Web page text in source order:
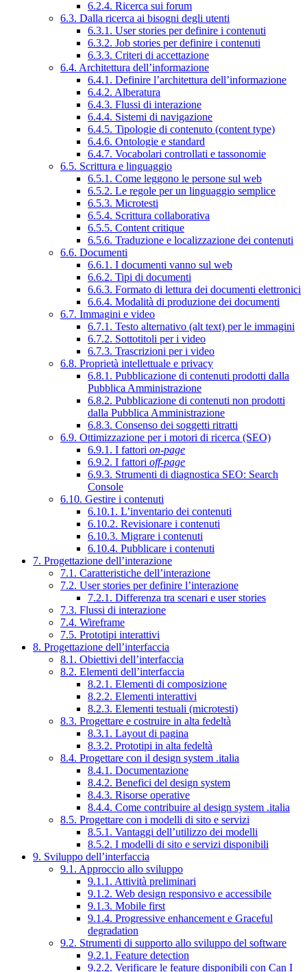
6.2.4. Ricerca sui forum
6.3. Dalla ricerca ai bisogni degli utenti
6.3.1. User stories per definire i contenuti
6.3.2. Job stories per definire i contenuti
6.3.3. Criteri di accettazione
6.4. Architettura dell’informazione
6.4.1. Definire l’architettura dell’informazione
6.4.2. Alberatura
6.4.3. Flussi di interazione
6.4.4. Sistemi di navigazione
6.4.5. Tipologie di contenuto (content type)
6.4.6. Ontologie e standard
6.4.7. Vocabolari controllati e tassonomie
6.5. Scrittura e linguaggio
6.5.1. Come leggono le persone sul web
6.5.2. Le regole per un linguaggio semplice
6.5.3. Microtesti
6.5.4. Scrittura collaborativa
6.5.5. Content critique
6.5.6. Traduzione e localizzazione dei contenuti
6.6. Documenti
6.6.1. I documenti vanno sul web
6.6.2. Tipi di documenti
6.6.3. Formato di lettura dei documenti elettronici
6.6.4. Modalità di produzione dei documenti
6.7. Immagini e video
6.7.1. Testo alternativo (alt text) per le immagini
6.7.2. Sottotitoli per i video
6.7.3. Trascrizioni per i video
6.8. Proprietà intellettuale e privacy
6.8.1. Pubblicazione di contenuti prodotti dalla
Pubblica Amministrazione
6.8.2. Pubblicazione di contenuti non prodotti
dalla Pubblica Amministrazione
6.8.3. Consenso dei soggetti ritratti
6.9. Ottimizzazione per i motori di ricerca (SEO)
6.9.1. I fattori on-page
6.9.2. I fattori off-page
6.9.3. Strumenti di diagnostica SEO: Search
Console
6.10. Gestire i contenuti
6.10.1. L’inventario dei contenuti
6.10.2. Revisionare i contenuti
6.10.3. Migrare i contenuti
6.10.4. Pubblicare i contenuti
7. Progettazione dell’interazione
7.1. Caratteristiche dell’interazione
7.2. User stories per definire l’interazione
7.2.1. Differenza tra scenari e user stories
7.3. Flussi di interazione
7.4. Wireframe
7.5. Prototipi interattivi
8. Progettazione dell’interfaccia
8.1. Obiettivi dell’interfaccia
8.2. Elementi dell’interfaccia
8.2.1. Elementi di composizione
8.2.2. Elementi interattivi
8.2.3. Elementi testuali (microtesti)
8.3. Progettare e costruire in alta fedeltà
8.3.1. Layout di pagina
8.3.2. Prototipi in alta fedeltà
8.4. Progettare con il design system .italia
8.4.1. Documentazione
8.4.2. Benefici del design system
8.4.3. Risorse operative
8.4.4. Come contribuire al design system .italia
8.5. Progettare con i modelli di sito e servizi
8.5.1. Vantaggi dell’utilizzo dei modelli
8.5.2. I modelli di sito e servizi disponibili
9. Sviluppo dell’interfaccia
9.1. Approccio allo sviluppo
9.1.1. Attività preliminari
9.1.2. Web design responsivo e accessibile
9.1.3. Mobile first
9.1.4. Progressive enhancement e Graceful
degradation
9.2. Strumenti di supporto allo sviluppo del software
9.2.1. Feature detection
9.2.2. Verificare le feature disponibili con Can I